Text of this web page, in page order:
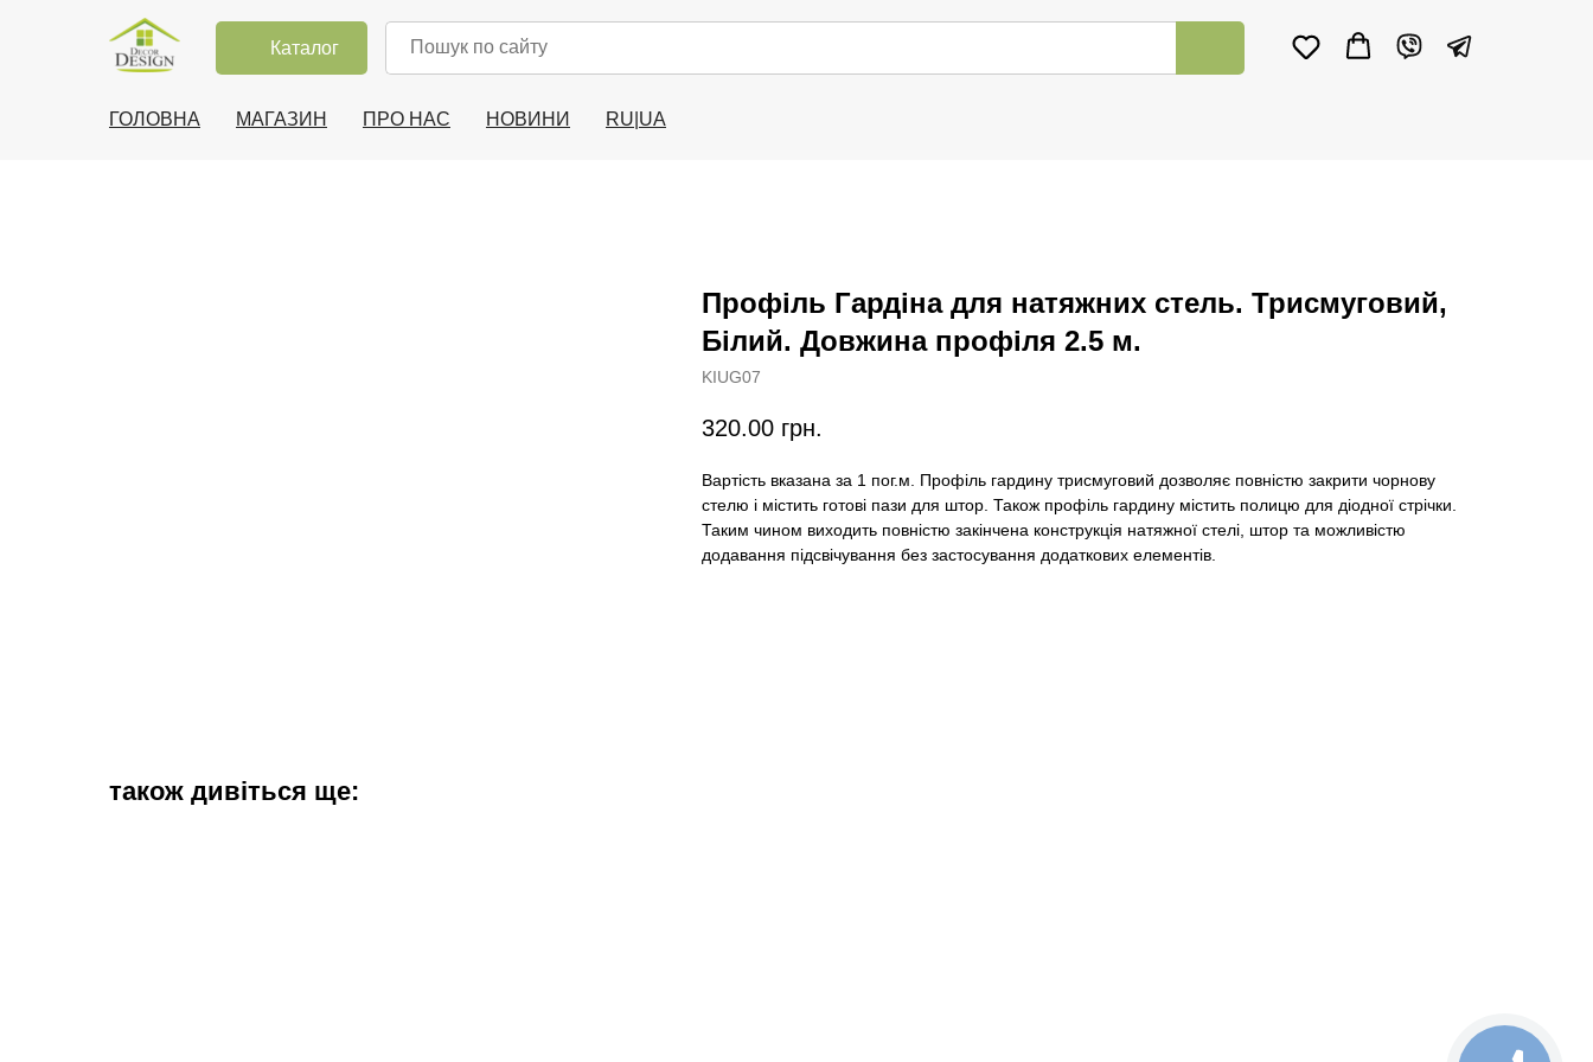
Каталог
ГОЛОВНА МАГАЗИН ПРО НАС НОВИНИ RU|UA
Профіль Гардіна для натяжних стель. Трисмуговий,
Білий. Довжина профіля 2.5 м.
KIUG07
320.00 грн.
Вартість вказана за 1 пог.м. Профіль гардину трисмуговий дозволяє повністю закрити чорнову
стелю і містить готові пази для штор. Також профіль гардину містить полицю для діодної стрічки.
Таким чином виходить повністю закінчена конструкція натяжної стелі, штор та можливістю
додавання підсвічування без застосування додаткових елементів.
також дивіться ще: